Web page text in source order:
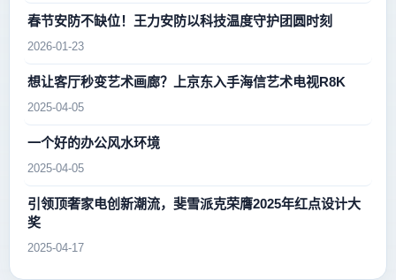
春节安防不缺位！王力安防以科技温度守护团圆时刻
2026-01-23
想让客厅秒变艺术画廊？上京东入手海信艺术电视R8K
2025-04-05
一个好的办公风水环境
2025-04-05
引领顶奢家电创新潮流，斐雪派克荣膺2025年红点设计大
奖
2025-04-17